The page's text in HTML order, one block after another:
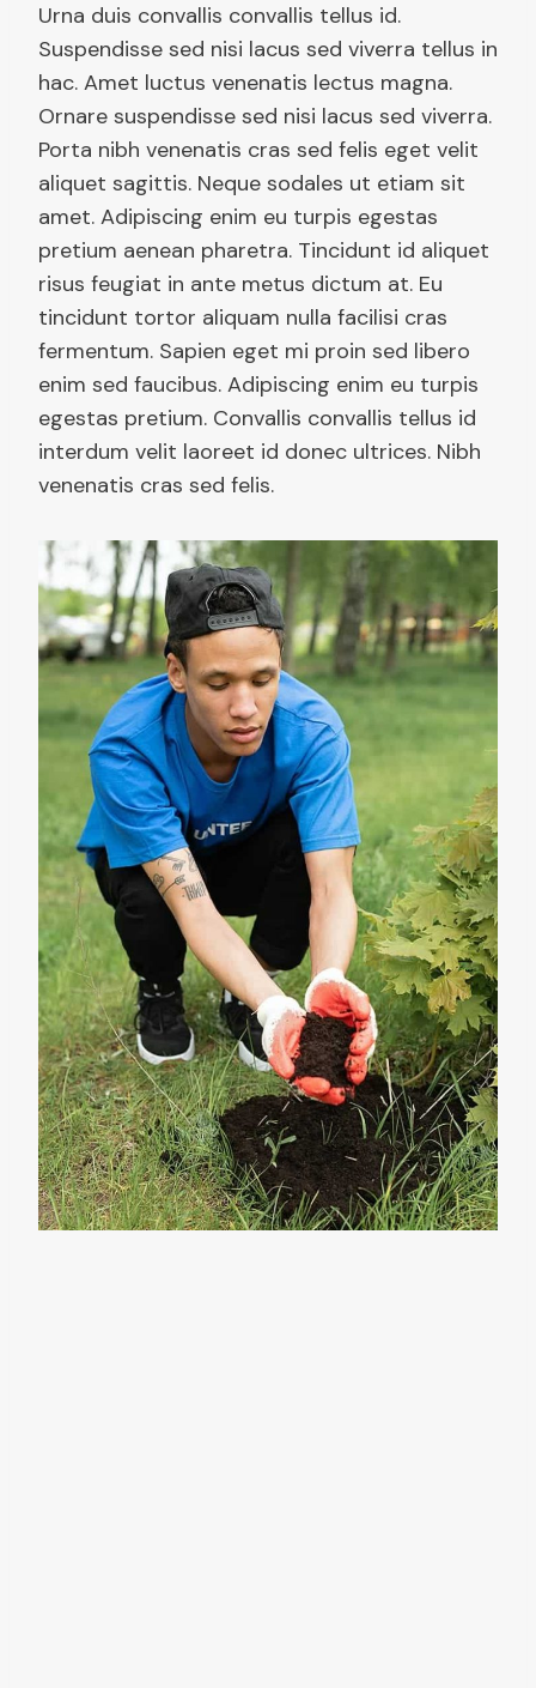
Urna duis convallis convallis tellus id.
Suspendisse sed nisi lacus sed viverra tellus in
hac. Amet luctus venenatis lectus magna.
Ornare suspendisse sed nisi lacus sed viverra.
Porta nibh venenatis cras sed felis eget velit
aliquet sagittis. Neque sodales ut etiam sit
amet. Adipiscing enim eu turpis egestas
pretium aenean pharetra. Tincidunt id aliquet
risus feugiat in ante metus dictum at. Eu
tincidunt tortor aliquam nulla facilisi cras
fermentum. Sapien eget mi proin sed libero
enim sed faucibus. Adipiscing enim eu turpis
egestas pretium. Convallis convallis tellus id
interdum velit laoreet id donec ultrices. Nibh
venenatis cras sed felis.